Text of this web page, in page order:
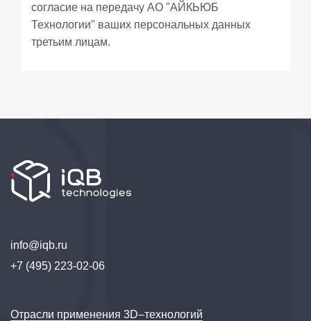
согласие на передачу АО "АЙКЬЮБ
Технологии" ваших персональных данных
третьим лицам.
info@iqb.ru
+7 (495) 223-02-06
Отрасли применения 3D–технологий